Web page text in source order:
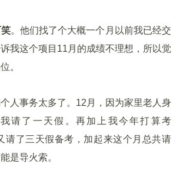
。他们找了个大概一个月以前我已经交
我这个项目11月的成绩不理想，所以觉
。
人事务太多了。12月，因为家里老人身
请了一天假。再加上我今年打算考
请了三天假备考，加起来这个月总共请
是导火索。